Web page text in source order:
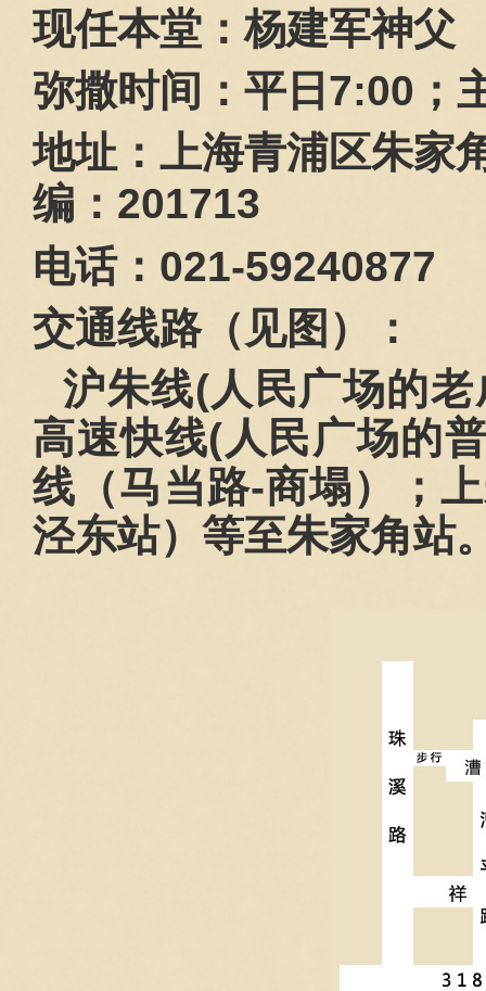
现任本堂：杨建军神父
弥撒时间：平日 7:00 ；
地址：上海青浦区朱家
编： 201713
电话： 021-59240877
交通线路（见图）：
沪朱线(人民广场的老
高速快线(人民广场的
线（马当路-商塌）；
泾东站）等至朱家角站